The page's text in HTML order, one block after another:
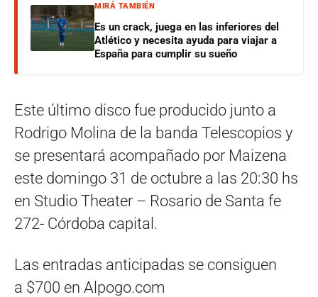
MIRÁ TAMBIÉN
Es un crack, juega en las inferiores del
Atlético y necesita ayuda para viajar a
España para cumplir su sueño
Este último disco fue producido junto a
Rodrigo Molina de la banda Telescopios y
se presentará acompañado por Maizena
este domingo 31 de octubre a las 20:30 hs
en Studio Theater – Rosario de Santa fe
272- Córdoba capital.
Las entradas anticipadas se consiguen
a $700 en Alpogo.com